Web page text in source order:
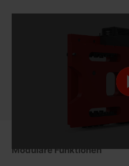
Modulare Funktionen